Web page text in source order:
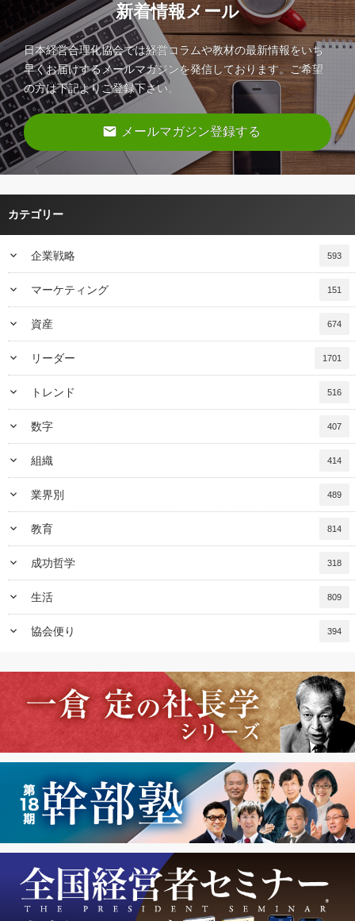
新着情報メール
日本経営合理化協会では経営コラムや教材の最新情報をいち
早くお届けするメールマガジンを発信しております。ご希望
の方は下記よりご登録下さい。
email メールマガジン登録する
カテゴリー
keyboard_arrow_down 企業戦略 593
keyboard_arrow_down マーケティング 151
keyboard_arrow_down 資産 674
keyboard_arrow_down リーダー 1701
keyboard_arrow_down トレンド 516
keyboard_arrow_down 数字 407
keyboard_arrow_down 組織 414
keyboard_arrow_down 業界別 489
keyboard_arrow_down 教育 814
keyboard_arrow_down 成功哲学 318
keyboard_arrow_down 生活 809
keyboard_arrow_down 協会便り 394